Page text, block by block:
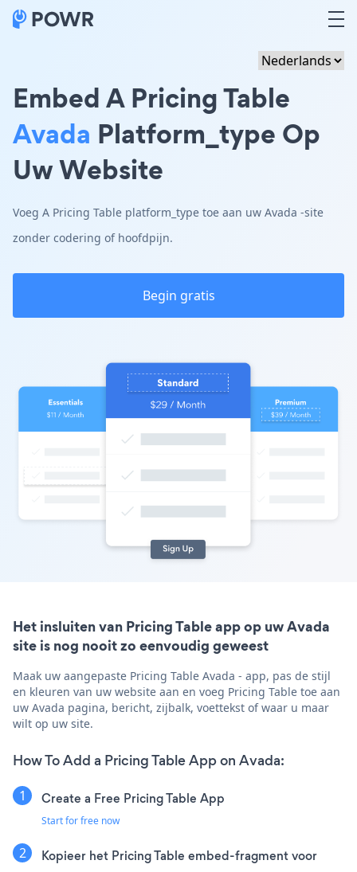
Embed A Pricing Table
Avada Platform_type Op
Uw Website
Voeg A Pricing Table platform_type toe aan uw Avada -site
zonder codering of hoofdpijn.
Begin gratis
Het insluiten van Pricing Table app op uw Avada
site is nog nooit zo eenvoudig geweest
Maak uw aangepaste Pricing Table Avada - app, pas de stijl
en kleuren van uw website aan en voeg Pricing Table toe aan
uw Avada pagina, bericht, zijbalk, voettekst of waar u maar
wilt op uw site.
How To Add a Pricing Table App on Avada:
Create a Free Pricing Table App
Start for free now
Kopieer het Pricing Table embed-fragment voor